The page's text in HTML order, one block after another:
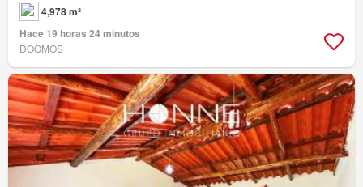
4,978 m²
Hace 19 horas 24 minutos
DOOMOS